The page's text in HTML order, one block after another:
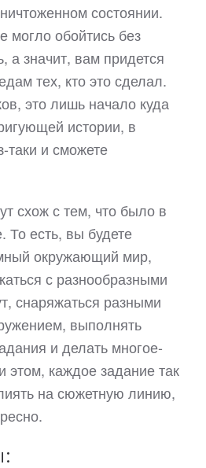
состоянии.
могло обойтись без
а значит, вам придется
тех, кто это сделал.
это лишь начало куда
истории, в
таки и сможете
схож с тем, что было в
То есть, вы будете
окружающий мир,
с разнообразными
снаряжаться разными
выполнять
и делать многое-
этом, каждое задание так
на сюжетную линию,